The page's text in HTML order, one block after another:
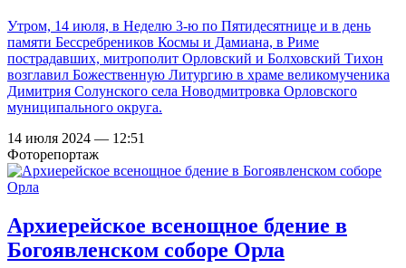
Утром, 14 июля, в Неделю 3-ю по Пятидесятнице и в день
памяти Бессребреников Космы и Дамиана, в Риме
пострадавших, митрополит Орловский и Болховский Тихон
возглавил Божественную Литургию в храме великомученика
Димитрия Солунского села Новодмитровка Орловского
муниципального округа.
14 июля 2024 — 12:51
Фоторепортаж
Архиерейское всенощное бдение в
Богоявленском соборе Орла